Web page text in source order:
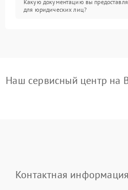
Какую документацию вы
для юридических лиц?
Наш сервисный центр на
Контактная информация